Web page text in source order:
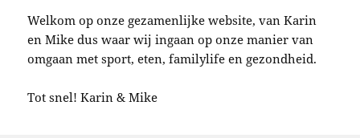
Welkom op onze gezamenlijke website, van Karin
en Mike dus waar wij ingaan op onze manier van
omgaan met sport, eten, familylife en gezondheid.
Tot snel! Karin & Mike